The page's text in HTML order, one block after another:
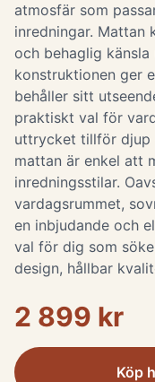
atmosfär som
inredningar. Mattan
och behaglig
konstruktionen ger
behåller sitt
praktiskt val för
uttrycket tillför djup
mattan är enkel att
inredningsstilar.
vardagsrummet,
en inbjudande och
val för dig som
design, hållbar
2 899 kr
Köp